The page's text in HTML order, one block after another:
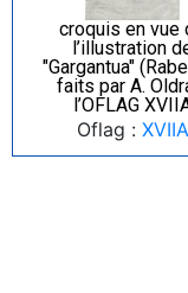
croquis en vue
l’illustration
"Gargantua"
faits par A.
l’OFLAG
Oflag : XVIIA